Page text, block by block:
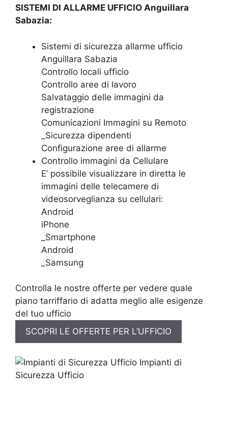
SISTEMI DI ALLARME UFFICIO Anguillara
Sabazia:
Sistemi di sicurezza allarme ufficio
Anguillara Sabazia
Controllo locali ufficio
Controllo aree di lavoro
Salvataggio delle immagini da
registrazione
Comunicazioni Immagini su Remoto
_Sicurezza dipendenti
Configurazione aree di allarme
Controllo immagini da Cellulare
E’ possibile visualizzare in diretta le
immagini delle telecamere di
videosorveglianza su cellulari:
Android
iPhone
_Smartphone
Android
_Samsung
Controlla le nostre offerte per vedere quale
piano tarriffario di adatta meglio alle esigenze
del tuo ufficio
SCOPRI LE OFFERTE PER L’UFFICIO
Impianti di
Sicurezza Ufficio